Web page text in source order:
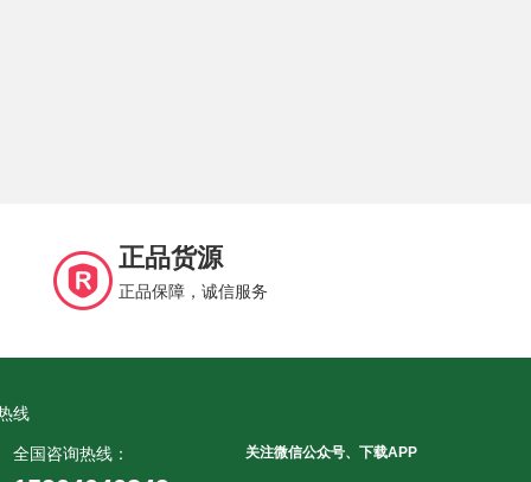
正品货源
正品保障，诚信服务
线
全国咨询热线： 关注微信公众号、下载APP